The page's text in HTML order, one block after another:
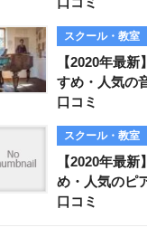
スクール・教室
【2020年最
すめ・人気の
口コミ
スクール・教室
【2020年最
め・人気のピ
口コミ